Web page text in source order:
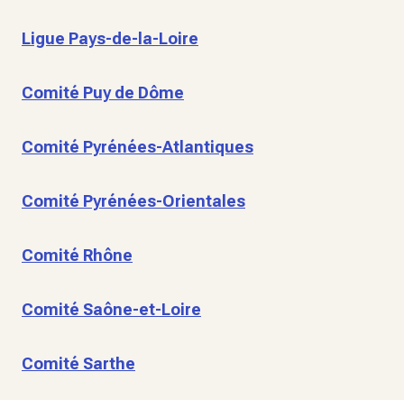
Ligue Pays-de-la-Loire
Comité Puy de Dôme
Comité Pyrénées-Atlantiques
Comité Pyrénées-Orientales
Comité Rhône
Comité Saône-et-Loire
Comité Sarthe